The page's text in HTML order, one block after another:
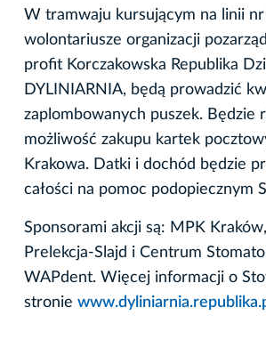
W tramwaju kursującym na linii nr
wolontariusze organizacji
profit Korczakowska Republika
DYLINIARNIA, będą prowadzić
zaplombowanych puszek. Będzie
możliwość zakupu kartek
Krakowa. Datki i dochód będzie
całości na pomoc podopiecznym
Sponsorami akcji są: MPK
Prelekcja-Slajd i Centrum
WAPdent. Więcej informacji o
stronie